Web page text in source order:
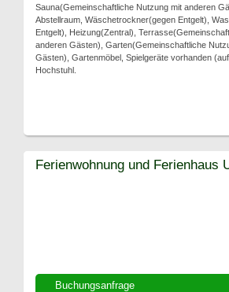
Sauna(Gemeinschaftliche Nutzung mit anderen
Abstellraum, Wäschetrockner(gegen Entgelt),
Entgelt), Heizung(Zentral),
anderen Gästen), Garten(Gemeinschaftliche
Gästen), Gartenmöbel, Spielgeräte vorhanden
Hochstuhl.
Buchungsanfrage
Ferienwohnung und Ferienhaus